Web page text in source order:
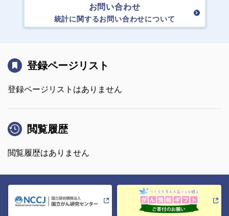
お問い合わせ
統計に関するお問い合わせについて
登録ページリスト
登録ページリストはありません
閲覧履歴
閲覧履歴はありません